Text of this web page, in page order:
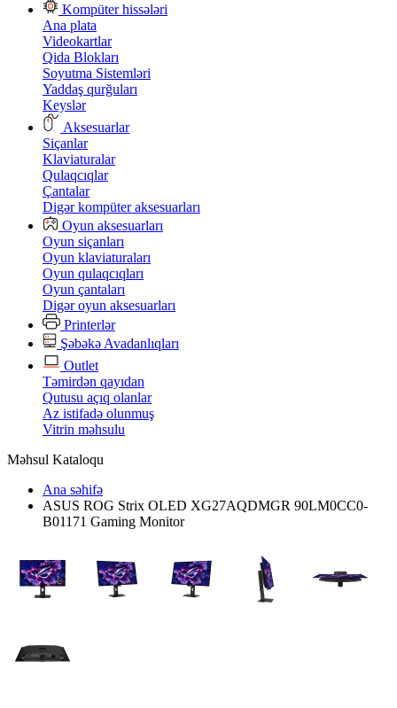
Kompüter hissələri
Ana plata
Videokartlar
Qida Blokları
Soyutma Sistemləri
Yaddaş qurğuları
Keyslər
Aksesuarlar
Siçanlar
Klaviaturalar
Qulaqcıqlar
Çantalar
Digər kompüter aksesuarları
Oyun aksesuarları
Oyun siçanları
Oyun klaviaturaları
Oyun qulaqcıqları
Oyun çantaları
Digər oyun aksesuarları
Printerlər
Şəbəkə Avadanlıqları
Outlet
Təmirdən qayıdan
Qutusu açıq olanlar
Az istifadə olunmuş
Vitrin məhsulu
Məhsul Kataloqu
Ana səhifə
ASUS ROG Strix OLED XG27AQDMGR 90LM0CC0-
B01171 Gaming Monitor